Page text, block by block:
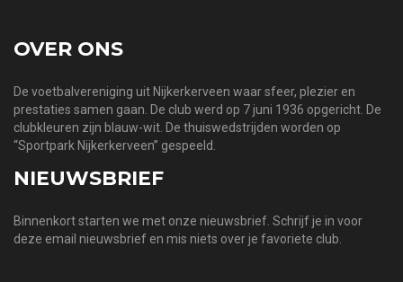
OVER ONS
De voetbalvereniging uit Nijkerkerveen waar sfeer, plezier en
prestaties samen gaan. De club werd op 7 juni 1936 opgericht. De
clubkleuren zijn blauw-wit. De thuiswedstrijden worden op
“Sportpark Nijkerkerveen” gespeeld.
NIEUWSBRIEF
Binnenkort starten we met onze nieuwsbrief. Schrijf je in voor
deze email nieuwsbrief en mis niets over je favoriete club.